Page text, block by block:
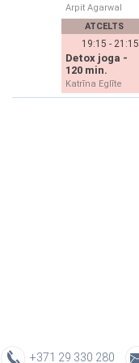
Arpit Agarwal
ATCELTS
19:15 - 21:15
Detox joga -
120 min.
Katrīna Eglīte
+371 29 330 280